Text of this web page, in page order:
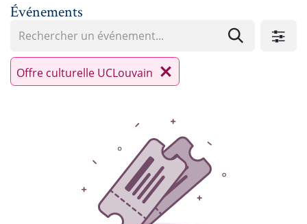
Événements
Offre culturelle UCLouvain